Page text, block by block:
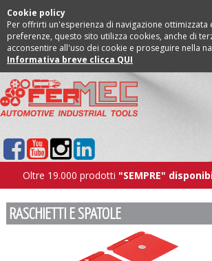
Cookie policy
Per offrirti un'esperienza di navigazione ottimizzata
preferenze, questo sito utilizza cookies, anche di
acconsentire all'uso dei cookie e proseguire nella
Informativa breve clicca QUI
Oltre 19.000 prodotti "SEMPRE"
RASCHIETTI E SPATOLE